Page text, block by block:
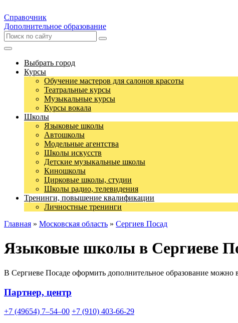
Справочник
Дополнительное образование
Выбрать город
Курсы
Обучение мастеров для салонов красоты
Театральные курсы
Музыкальные курсы
Курсы вокала
Школы
Языковые школы
Автошколы
Модельные агентства
Школы искусств
Детские музыкальные школы
Киношколы
Цирковые школы, студии
Школы радио, телевидения
Тренинги, повышение квалификации
Личностные тренинги
Главная » Московская область » Сергиев Посад
Языковые школы в Сергиеве
В Сергиеве Посаде оформить дополнительное образование
Партнер, центр
+7 (49654) 7‒54‒00 +7 (910) 403-66-29